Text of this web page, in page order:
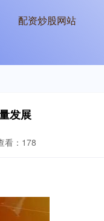
配资炒股网站
发展
看：178